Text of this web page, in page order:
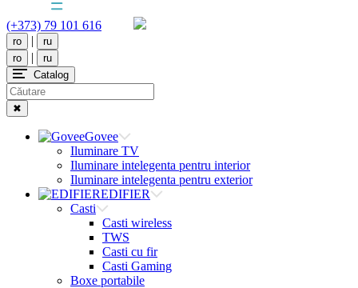
(+373) 79 101 616
ro |
ru
ro
|
ru
Catalog
✖
Govee
Iluminare TV
Iluminare intelegenta pentru interior
Iluminare intelegenta pentru exterior
EDIFIER
Casti
Casti wireless
TWS
Casti cu fir
Casti Gaming
Boxe portabile